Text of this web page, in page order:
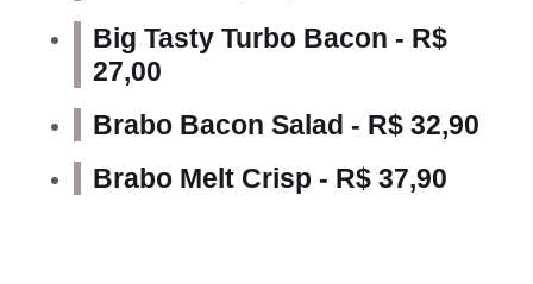
Big Tasty Turbo Bacon - R$
27,00
Brabo Bacon Salad - R$ 32,90
Brabo Melt Crisp - R$ 37,90